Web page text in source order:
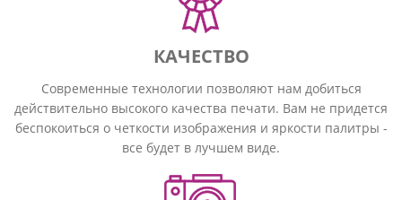
КАЧЕСТВО
Современные технологии позволяют нам добиться
действительно высокого качества печати. Вам не придется
беспокоиться о четкости изображения и яркости палитры -
все будет в лучшем виде.